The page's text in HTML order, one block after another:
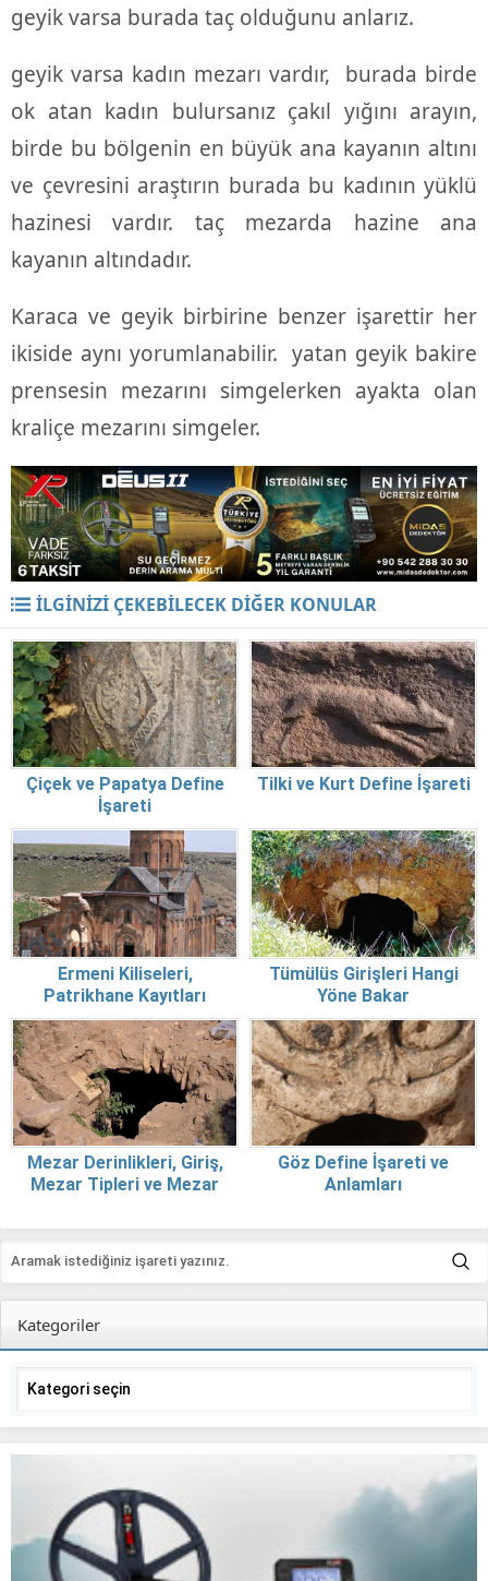
geyik varsa burada taç olduğunu anlarız.
geyik varsa kadın mezarı vardır, burada birde
ok atan kadın bulursanız çakıl yığını arayın,
birde bu bölgenin en büyük ana kayanın altını
ve çevresini araştırın burada bu kadının yüklü
hazinesi vardır. taç mezarda hazine ana
kayanın altındadır.
Karaca ve geyik birbirine benzer işarettir her
ikiside aynı yorumlanabilir. yatan geyik bakire
prensesin mezarını simgelerken ayakta olan
kraliçe mezarını simgeler.
İLGİNİZİ ÇEKEBİLECEK DİĞER KONULAR
Çiçek ve Papatya Define
İşareti
Tilki ve Kurt Define İşareti
Ermeni Kiliseleri,
Patrikhane Kayıtları
Tümülüs Girişleri Hangi
Yöne Bakar
Mezar Derinlikleri, Giriş,
Mezar Tipleri ve Mezar
Göz Define İşareti ve
Anlamları
Kategoriler
Kategoriler